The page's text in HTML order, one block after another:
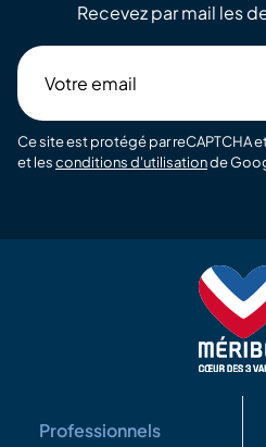
Recevez par mail les
email
Ce site est protégé par reCAPTCHA
et lesconditions d'utilisationde
Professionnels